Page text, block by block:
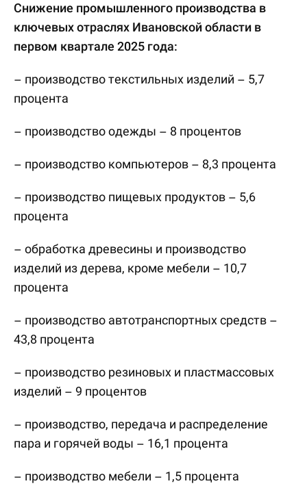
Снижение промышленного производства в
ключевых отраслях Ивановской области в
первом квартале 2025 года:
– производство текстильных изделий – 5,7
процента
– производство одежды – 8 процентов
– производство компьютеров – 8,3 процента
– производство пищевых продуктов – 5,6
процента
– обработка древесины и производство
изделий из дерева, кроме мебели – 10,7
процента
– производство автотранспортных средств –
43,8 процента
– производство резиновых и пластмассовых
изделий – 9 процентов
– производство, передача и распределение
пара и горячей воды – 16,1 процента
– производство мебели – 1,5 процента